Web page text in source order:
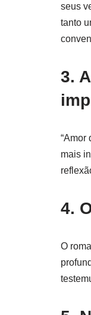
seus
tanto
3.
“Amor
mais
4.
O